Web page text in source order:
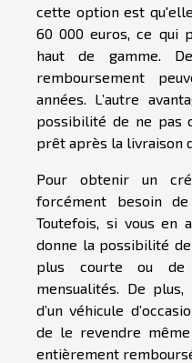
cette option est
60 000 euros, ce qui
haut de gamme.
remboursement
années. L’autre
possibilité de ne pas
prêt après la livraison
Pour obtenir un
forcément besoin
Toutefois, si vous en
donne la possibilité
plus courte ou
mensualités. De
d’un véhicule
de le revendre
entièrement